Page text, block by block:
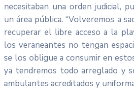
necesitaban una orden judicial,
un área pública. “Volveremos a
recuperar el libre acceso a la
los veraneantes no tengan
se los obligue a consumir en
ya tendremos todo arreglado y
ambulantes acreditados y